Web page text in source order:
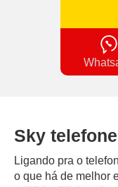
Sky
Ligando pra o
o que há de melhor